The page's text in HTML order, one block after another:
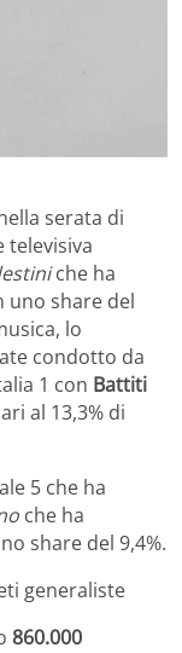
serata di
televisiva
che ha
uno share del
lo
condotto da
1 con Battiti
al 13,3% di
5 che ha
che ha
share del 9,4%.
generaliste
860.000